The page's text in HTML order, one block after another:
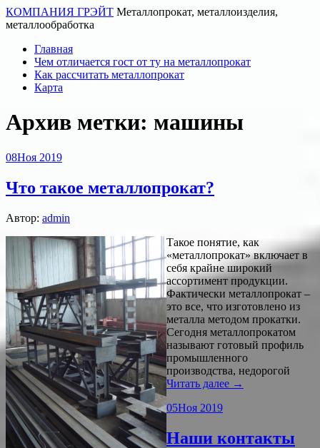
КОМПАНИЯ ГРЭЙТ Металлопрокат, металлоизделия,
металлообработка
Главная
Чем отличается гост от ту на металлопрокат
Как рассчитать металлопрокат
Карта
Архив метки: машины
08Ноя 2019
Что такое металлопрокат?
Автор: admin
Такое понятие, как
«металлопрокат» включает в
себя крайне широкий
ассортимент продукции.
Фактически металлопрокат –
это все, что изготовлено из
металла методом прокатки.
Сегодня металлопрокатом
называют готовый профиль
промышленного
производства, недорогой
Читать далее →
05Ноя 2019
Наши контакты